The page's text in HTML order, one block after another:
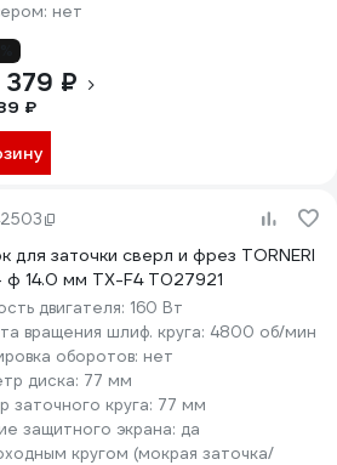
нет
₽
₽
для заточки сверл и фрез TORNERI
14.0 мм TX-F4 Т027921
двигателя: 160 Вт
вращения шлиф. круга: 4800 об/мин
оборотов: нет
диска: 77 мм
заточного круга: 77 мм
защитного экрана: да
кругом (мокрая заточка/